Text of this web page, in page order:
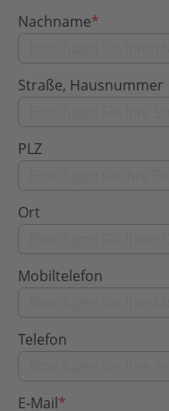
Nachname*
Straße, Hausnummer
PLZ
Ort
Mobiltelefon
Telefon
E-Mail*